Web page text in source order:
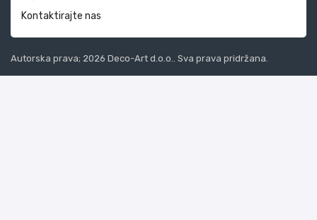
Kontaktirajte nas
Autorska prava; 2026 Deco-Art d.o.o.. Sva prava pridržana.